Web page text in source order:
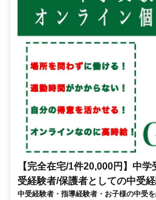
【完全在宅/1件20,000円】中
受経験者/保護者としての中受経
中受経験者・指導経験者・お子様の中受